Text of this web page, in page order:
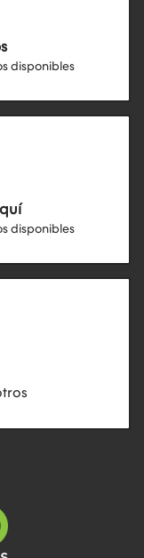
disponibles
disponibles